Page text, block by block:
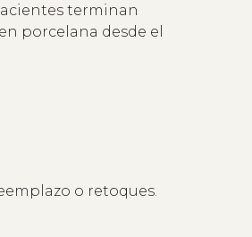
terminan
porcelana desde el
o retoques.